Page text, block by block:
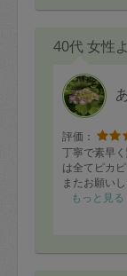
40代 女性
評価：
丁寧で素早
は全てピカ
またお願い
もっと見る